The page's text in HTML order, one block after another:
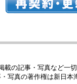
載の記事・写真など一
写真の著作権は新日本